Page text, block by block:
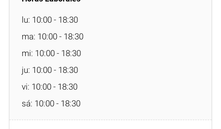
lu: 10:00 - 18:30
ma: 10:00 - 18:30
mi: 10:00 - 18:30
ju: 10:00 - 18:30
vi: 10:00 - 18:30
sá: 10:00 - 18:30